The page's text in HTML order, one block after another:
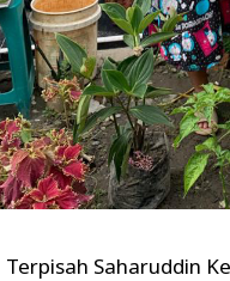
Terpisah Saharuddin